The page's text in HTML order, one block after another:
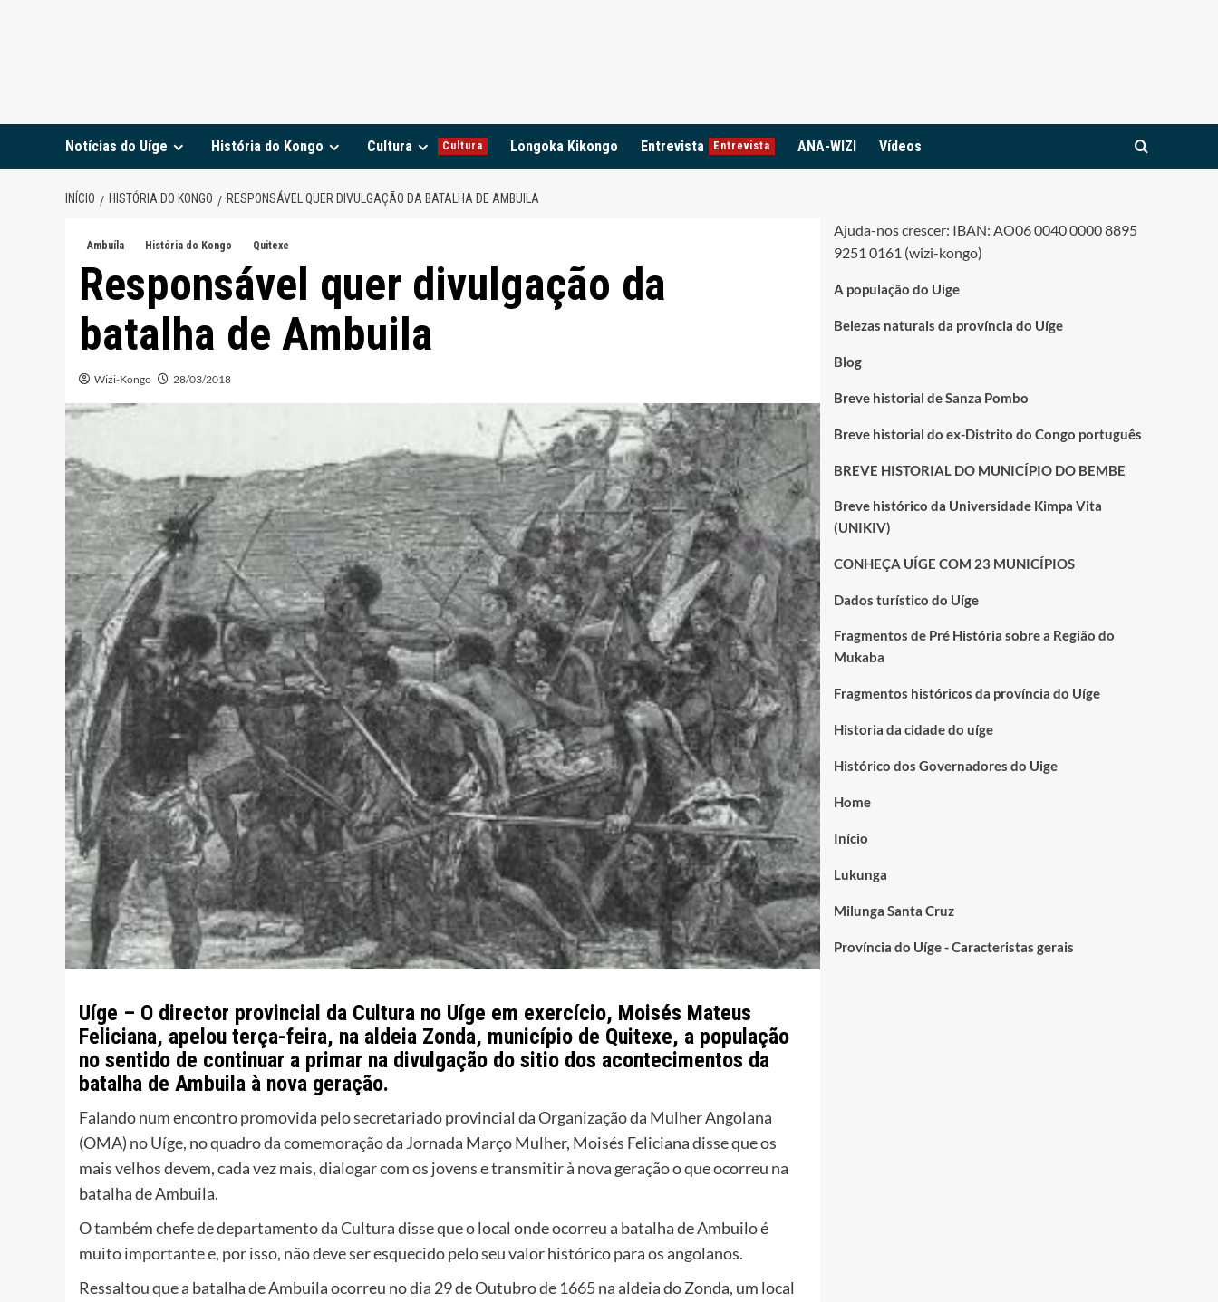
Notícias do Uíge História do Kongo Cultura Cultura Longoka Kikongo Entrevista Entrevista ANA-WIZI Vídeos
INÍCIO HISTÓRIA DO KONGO RESPONSÁVEL QUER DIVULGAÇÃO DA BATALHA DE AMBUILA
Ambuíla História do Kongo Quitexe
Responsável quer divulgação da
batalha de Ambuila
Wizi-Kongo 28/03/2018
Uíge – O director provincial da Cultura no Uíge em exercício, Moisés Mateus
Feliciana, apelou terça-feira, na aldeia Zonda, município de Quitexe, a população
no sentido de continuar a primar na divulgação do sitio dos acontecimentos da
batalha de Ambuila à nova geração.
Falando num encontro promovida pelo secretariado provincial da Organização da Mulher Angolana
(OMA) no Uíge, no quadro da comemoração da Jornada Março Mulher, Moisés Feliciana disse que os
mais velhos devem, cada vez mais, dialogar com os jovens e transmitir à nova geração o que ocorreu na
batalha de Ambuila.
O também chefe de departamento da Cultura disse que o local onde ocorreu a batalha de Ambuilo é
muito importante e, por isso, não deve ser esquecido pelo seu valor histórico para os angolanos.
Ressaltou que a batalha de Ambuila ocorreu no dia 29 de Outubro de 1665 na aldeia do Zonda, um local
Ajuda-nos crescer: IBAN: AO06 0040 0000 8895
9251 0161 (wizi-kongo)
A população do Uige
Belezas naturais da província do Uíge
Blog
Breve historial de Sanza Pombo
Breve historial do ex-Distrito do Congo português
BREVE HISTORIAL DO MUNICÍPIO DO BEMBE
Breve histórico da Universidade Kimpa Vita
(UNIKIV)
CONHEÇA UÍGE COM 23 MUNICÍPIOS
Dados turístico do Uíge
Fragmentos de Pré História sobre a Região do
Mukaba
Fragmentos históricos da província do Uíge
Historia da cidade do uíge
Histórico dos Governadores do Uige
Home
Início
Lukunga
Milunga Santa Cruz
Província do Uíge - Caracteristas gerais